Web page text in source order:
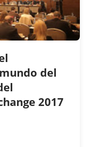
del
2017